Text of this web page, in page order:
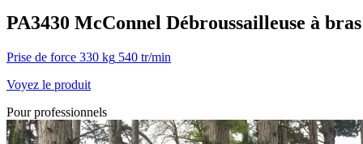
PA3430 McConnel Débroussailleuse à bras
Prise de force 330 kg 540 tr/min
Voyez le produit
Pour professionnels